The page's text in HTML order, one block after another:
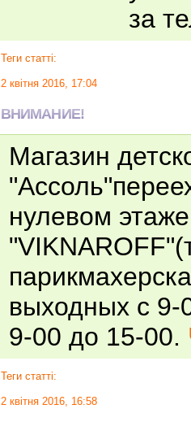
за
Теги статті:
2 квітня 2016, 17:04
ВНИМАНИЕ!
Магазин
нулевом
выходных с 9-
9-00 до 15-00.
Теги статті:
2 квітня 2016, 16:58